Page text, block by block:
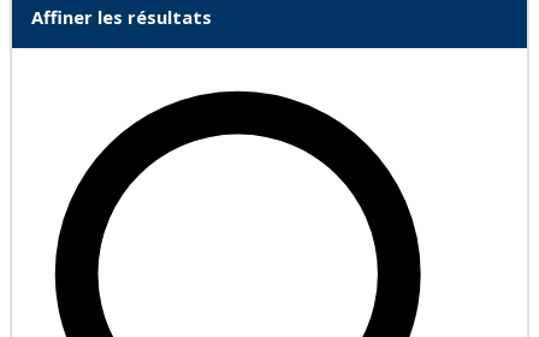
Affiner les résultats